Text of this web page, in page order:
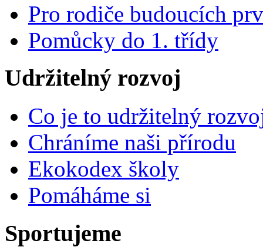
Pro rodiče budoucích
Pomůcky do 1. třídy
Udržitelný rozvoj
Co je to udržitelný
Chráníme naši přírodu
Ekokodex školy
Pomáháme si
Sportujeme